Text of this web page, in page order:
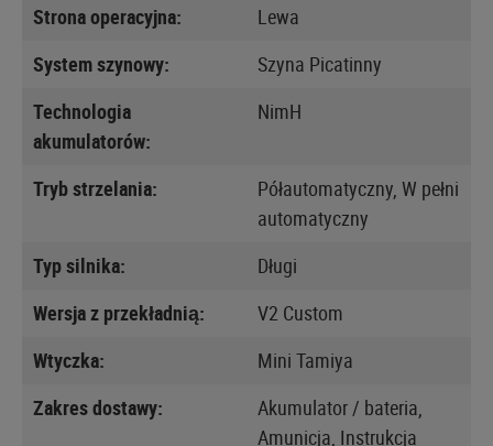
Strona operacyjna:
Lewa
System szynowy:
Szyna Picatinny
Technologia
akumulatorów:
NimH
Tryb strzelania:
Półautomatyczny, W pełni
automatyczny
Typ silnika:
Długi
Wersja z przekładnią:
V2 Custom
Wtyczka:
Mini Tamiya
Zakres dostawy:
Akumulator / bateria,
Amunicja, Instrukcja